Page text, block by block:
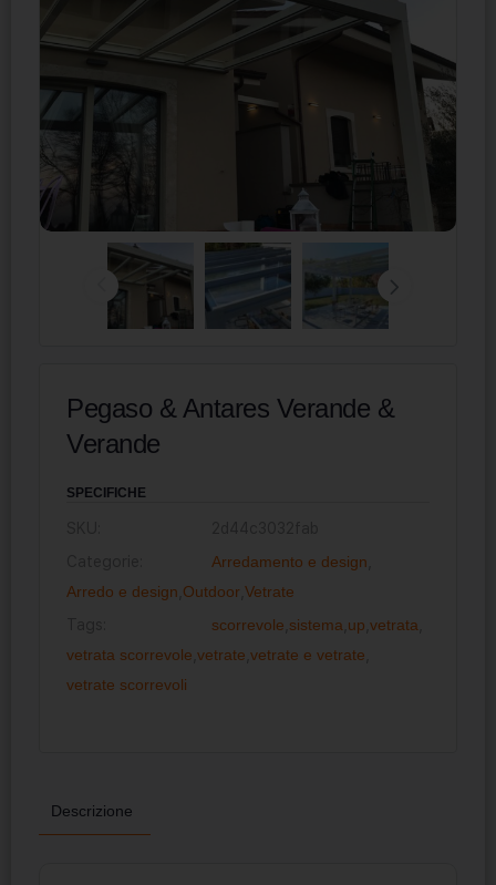
Pegaso & Antares Verande &
Verande
SPECIFICHE
Arredamento e design
Arredo e design Outdoor Vetrate
scorrevole sistema up ,vetrata
vetrata scorrevole vetrate vetrate e vetrate
vetrate scorrevoli
Descrizione